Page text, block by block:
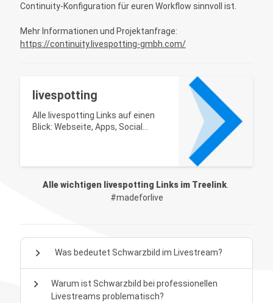
Continuity-Konfiguration für euren Workflow sinnvoll ist.
Mehr Informationen und Projektanfrage:
https://continuity.livespotting-gmbh.com/
livespotting
Alle livespotting Links auf einen
Blick: Webseite, Apps, Social
Alle wichtigen livespotting Links im Treelink
#madeforlive
chevron_right Was bedeutet Schwarzbild im Livestream?
chevron_right
Warum ist Schwarzbild bei professionellen
Livestreams problematisch?